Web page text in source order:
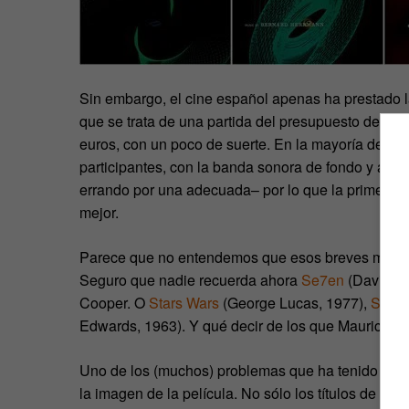
Sin embargo, el cine español apenas ha
que se trata de una partida del presupuesto de
euros, con un poco de suerte. En la mayoría de
participantes, con la banda sonora de fondo y a lo
errando por una adecuada– por lo que la primera
mejor.
Parece que no entendemos que esos breves
Seguro que nadie recuerda ahora Se7en (David
Cooper. O Stars Wars (George Lucas, 1977),
Edwards, 1963). Y qué decir de los que Maurice
Uno de los (muchos) problemas que ha tenido el
la imagen de la película. No sólo los títulos de